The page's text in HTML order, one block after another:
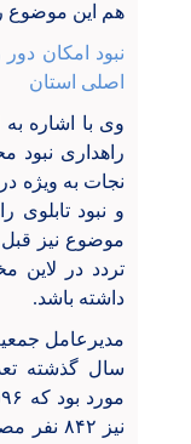
هم این
نبود امکان
اصلی استان
وی با اشاره
راهداری نبود
نجات به ویژه
و نبود تابلوی
موضوع نیز
تردد در لاین
داشته باشد.
مدیرعامل
سال گذشته
مورد بود که
نیز ۸۴۲ نفر